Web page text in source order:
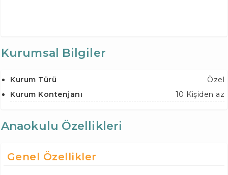
Kurumsal Bilgiler
Kurum Türü
Özel
Kurum Kontenjanı
10 Kişiden az
Anaokulu Özellikleri
Genel Özellikler